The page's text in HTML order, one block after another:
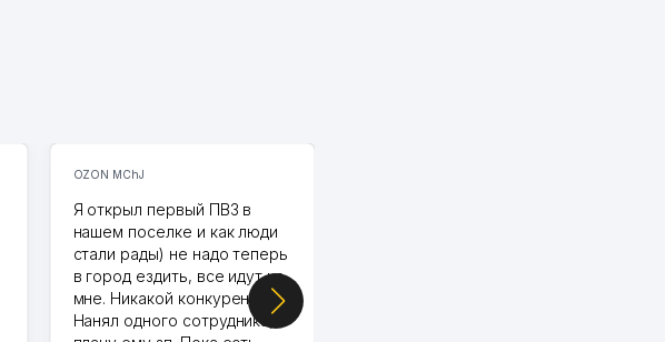
OZON MChJ
Я открыл первый ПВЗ в
нашем поселке и как люди
стали рады) не надо теперь
в город ездить, все идут ко
мне. Никакой конкуренции.
Нанял одного сотрудника,